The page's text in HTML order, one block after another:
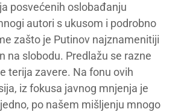
posvećenih oslobađanju
autori s ukusom i podrobno
zašto je Putinov najznamenitiji
na slobodu. Predlažu se razne
terija zavere. Na fonu ovih
iz fokusa javnog mnjenja je
po našem mišljenju mnogo